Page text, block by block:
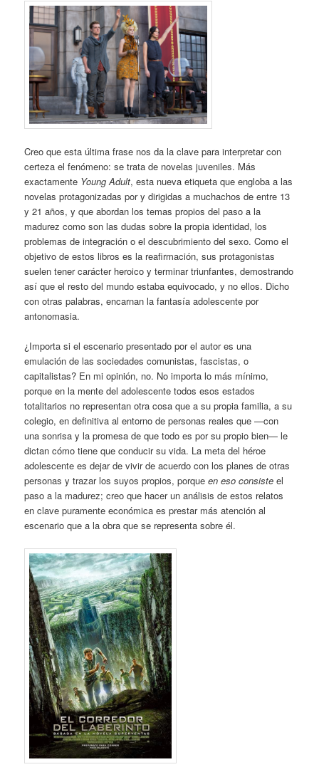
Creo que esta última frase nos da la clave para interpretar con
certeza el fenómeno: se trata de novelas juveniles. Más
exactamente Young Adult, esta nueva etiqueta que engloba a las
novelas protagonizadas por y dirigidas a muchachos de entre 13
y 21 años, y que abordan los temas propios del paso a la
madurez como son las dudas sobre la propia identidad, los
problemas de integración o el descubrimiento del sexo. Como el
objetivo de estos libros es la reafirmación, sus protagonistas
suelen tener carácter heroico y terminar triunfantes, demostrando
así que el resto del mundo estaba equivocado, y no ellos. Dicho
con otras palabras, encarnan la fantasía adolescente por
antonomasia.
¿Importa si el escenario presentado por el autor es una
emulación de las sociedades comunistas, fascistas, o
capitalistas? En mi opinión, no. No importa lo más mínimo,
porque en la mente del adolescente todos esos estados
totalitarios no representan otra cosa que a su propia familia, a su
colegio, en definitiva al entorno de personas reales que —con
una sonrisa y la promesa de que todo es por su propio bien— le
dictan cómo tiene que conducir su vida. La meta del héroe
adolescente es dejar de vivir de acuerdo con los planes de otras
personas y trazar los suyos propios, porqueen eso consiste el
paso a la madurez; creo que hacer un análisis de estos relatos
en clave puramente económica es prestar más atención al
escenario que a la obra que se representa sobre él.